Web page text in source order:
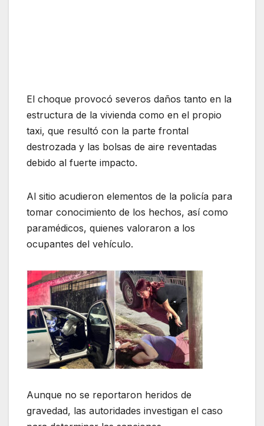
El choque provocó severos daños tanto en la
estructura de la vivienda como en el propio
taxi, que resultó con la parte frontal
destrozada y las bolsas de aire reventadas
debido al fuerte impacto.
Al sitio acudieron elementos de la policía para
tomar conocimiento de los hechos, así como
paramédicos, quienes valoraron a los
ocupantes del vehículo.
Aunque no se reportaron heridos de
gravedad, las autoridades investigan el caso